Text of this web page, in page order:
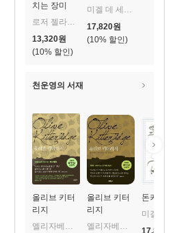
치는 장미
10%
13,320원 10%
17,820원
천운영의 서재
올리브 키터
리지
올리브 키터
리지
돈키호테 2
17,820